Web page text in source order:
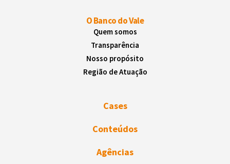
O Banco do Vale
Quem somos
Transparência
Nosso propósito
Região de Atuação
Cases
Conteúdos
Agências